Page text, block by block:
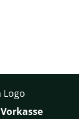
Vorkasse